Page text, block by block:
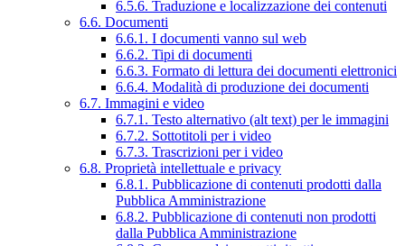
6.5.6. Traduzione e localizzazione dei contenuti
6.6. Documenti
6.6.1. I documenti vanno sul web
6.6.2. Tipi di documenti
6.6.3. Formato di lettura dei documenti elettronici
6.6.4. Modalità di produzione dei documenti
6.7. Immagini e video
6.7.1. Testo alternativo (alt text) per le immagini
6.7.2. Sottotitoli per i video
6.7.3. Trascrizioni per i video
6.8. Proprietà intellettuale e privacy
6.8.1. Pubblicazione di contenuti prodotti dalla
Pubblica Amministrazione
6.8.2. Pubblicazione di contenuti non prodotti
dalla Pubblica Amministrazione